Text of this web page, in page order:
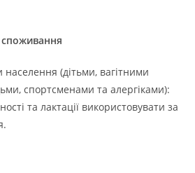
(дітьми, вагітними
спортсменами та алергіками):
та лактації використовувати за